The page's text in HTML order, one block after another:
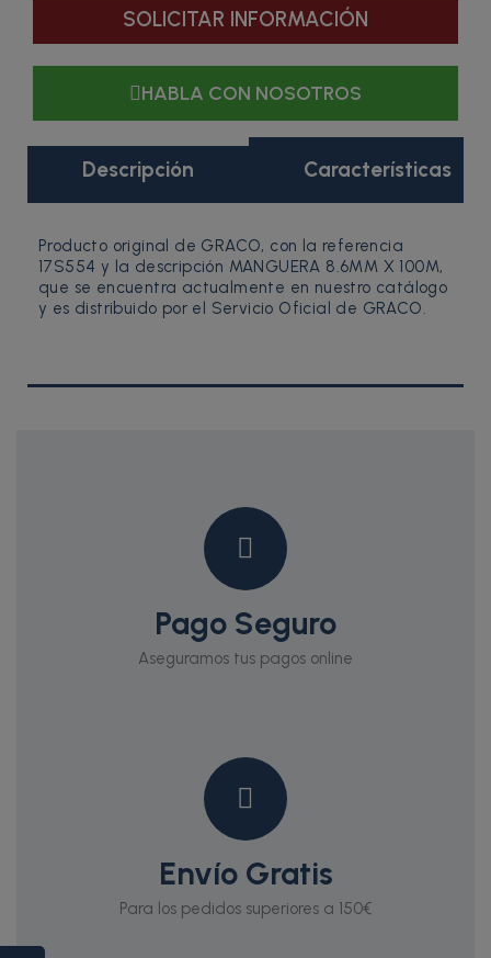
SOLICITAR INFORMACIÓN
HABLA CON NOSOTROS
Descripción Características
Producto original de GRACO, con la referencia
17S554 y la descripción MANGUERA 8.6MM X 100M,
que se encuentra actualmente en nuestro catálogo
y es distribuido por el Servicio Oficial de GRACO.
Pago Seguro
Aseguramos tus pagos online
Envío Gratis
Para los pedidos superiores a 150€